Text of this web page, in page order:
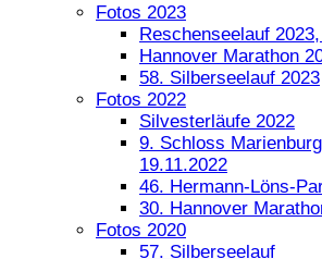
Fotos 2023
Reschenseelauf
Hannover Marathon
58. Silberseelauf 2023
Fotos 2022
Silvesterläufe 2022
9. Schloss
19.11.2022
46. Hermann-Löns-
30. Hannover
Fotos 2020
57. Silberseelauf